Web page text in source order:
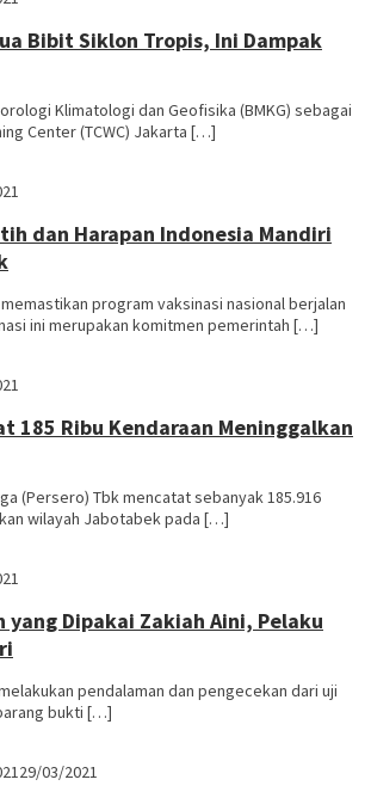
Bibit Siklon Tropis, Ini Dampak
Klimatologi dan Geofisika (BMKG) sebagai
Center (TCWC) Jakarta […]
dan Harapan Indonesia Mandiri
program vaksinasi nasional berjalan
ini merupakan komitmen pemerintah […]
185 Ribu Kendaraan Meninggalkan
(Persero) Tbk mencatat sebanyak 185.916
wilayah Jabotabek pada […]
yang Dipakai Zakiah Aini, Pelaku
pendalaman dan pengecekan dari uji
bukti […]
29/03/2021